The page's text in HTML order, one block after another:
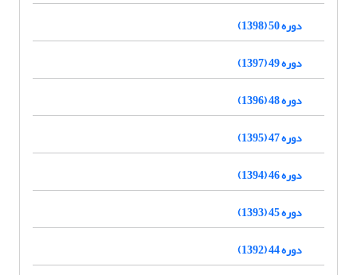
دوره 50 (1398)
دوره 49 (1397)
دوره 48 (1396)
دوره 47 (1395)
دوره 46 (1394)
دوره 45 (1393)
دوره 44 (1392)